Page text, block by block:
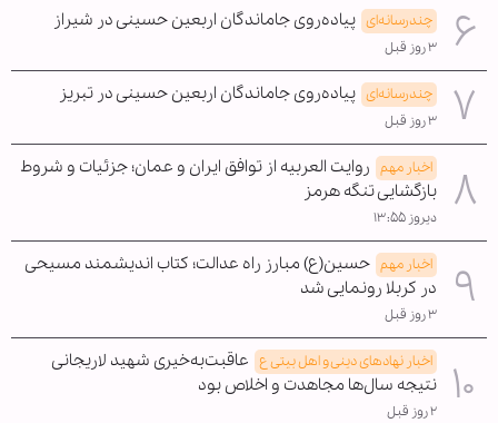
چندرسانه‌ای پیاده‌روی جاماندگان اربعین حسینی در شیراز
۳ روز قبل
چندرسانه‌ای پیاده‌روی جاماندگان اربعین حسینی در تبریز
۳ روز قبل
اخبار مهم روایت العربیه از توافق ایران و عمان؛ جزئیات و شروط
بازگشایی تنگه هرمز
دیروز ۱۳:۵۵
اخبار مهم حسین(ع) مبارز راه عدالت؛ کتاب اندیشمند مسیحی
در کربلا رونمایی شد
۳ روز قبل
اخبار نهادهای دینی و اهل بیتی ع عاقبت‌به‌خیری شهید لاریجانی
نتیجه سال‌ها مجاهدت و اخلاص بود
۲ روز قبل